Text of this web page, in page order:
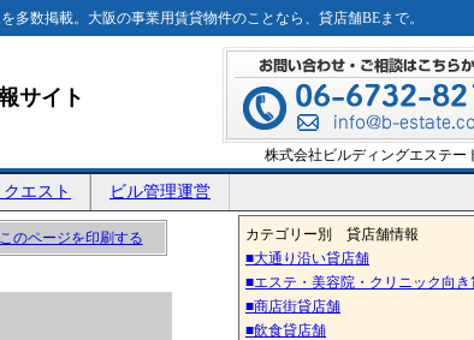
数掲載。大阪の事業用賃貸物件のことなら、貸店舗BEまで。
サイト
株式会社ビルディングエステー
エスト ビル管理運営
このページを印刷する
カテゴリー別 貸店舗情報
■大通り沿い貸店舗
■エステ・美容院・クリニック向き
■商店街貸店舗
■飲食貸店舗